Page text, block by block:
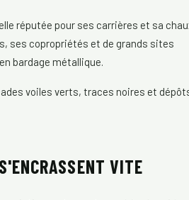
réputée pour ses carrières et sa
ses copropriétés et de grands sites
bardage métallique.
voiles verts, traces noires et
VITE